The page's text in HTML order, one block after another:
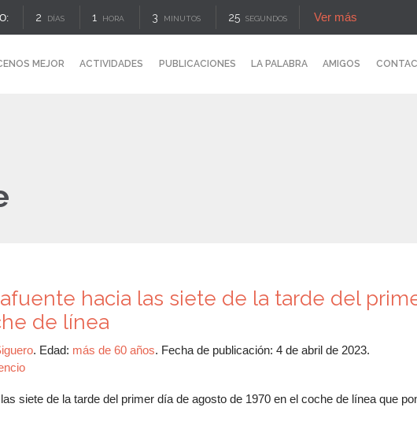
2 DÍAS 1 HORA 3 MINUTOS 25 SEGUNDOS Ver más
MEJOR ACTIVIDADES PUBLICACIONES LA PALABRA AMIGOS
hacia las siete de la tarde del
de línea
. Edad: más de 60 años. Fecha de publicación: 4 de abril de 2023.
siete de la tarde del primer día de agosto de 1970 en el coche de línea que